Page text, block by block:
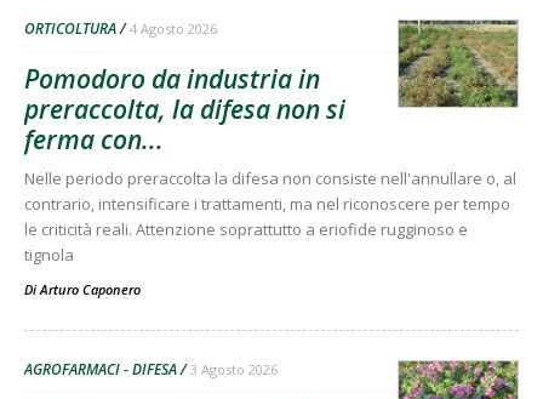
ORTICOLTURA 4 Agosto 2026
Pomodoro da industria in
preraccolta, la difesa non si
ferma con...
Nelle periodo preraccolta la difesa non consiste nell'annullare o, al
contrario, intensificare i trattamenti, ma nel riconoscere per tempo
le criticità reali. Attenzione soprattutto a eriofide rugginoso e
tignola
DiArturo Caponero
AGROFARMACI - DIFESA 3 Agosto 2026